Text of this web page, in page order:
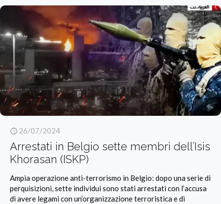
26/07/2024
Arrestati in Belgio sette membri dell’Isis
Khorasan (ISKP)
Ampia operazione anti-terrorismo in Belgio: dopo una serie di
perquisizioni, sette individui sono stati arrestati con l’accusa
di avere legami con un’organizzazione terroristica e di